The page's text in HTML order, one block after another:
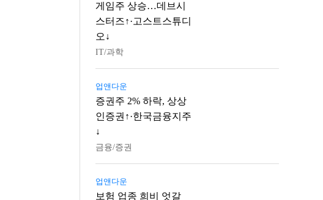
게임주 상승…데브시
스터즈↑·고스트스튜디
오↓
IT/과학
업앤다운
증권주 2% 하락, 상상
인증권↑·한국금융지주
↓
금융/증권
업앤다운
보험 업종 희비 엇갈